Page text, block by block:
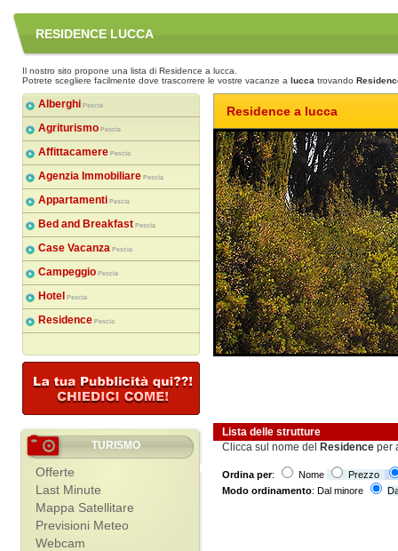
RESIDENCE LUCCA
Il nostro sito propone una lista di Residence a lucca.
Potrete scegliere facilmente dove trascorrere le vostre vacanze a lucca trovando
Alberghi Pescia
Agriturismo Pescia
Affittacamere Pescia
Agenzia Immobiliare Pescia
Appartamenti Pescia
Bed and Breakfast Pescia
Case Vacanza Pescia
Campeggio Pescia
Hotel Pescia
Residence Pescia
TURISMO
Offerte
Last Minute
Mappa Satellitare
Previsioni Meteo
Webcam
Residence a lucca
Lista delle strutture
Clicca sul nome del
Residence per
Ordina per: Nome
Prezzo
Modo ordinamento: Dal minore